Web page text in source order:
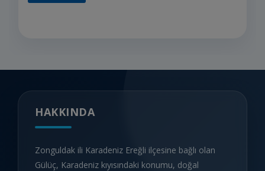
HAKKINDA
Zonguldak ili Karadeniz Ereğli ilçesine bağlı olan
Gülüç, Karadeniz kıyısındaki konumu, doğal